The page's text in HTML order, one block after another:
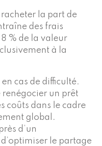
racheter la part de
des frais
% de la valeur
à la
cas de difficulté.
renégocier un prêt
coûts dans le cadre
global.
d’un
le partage